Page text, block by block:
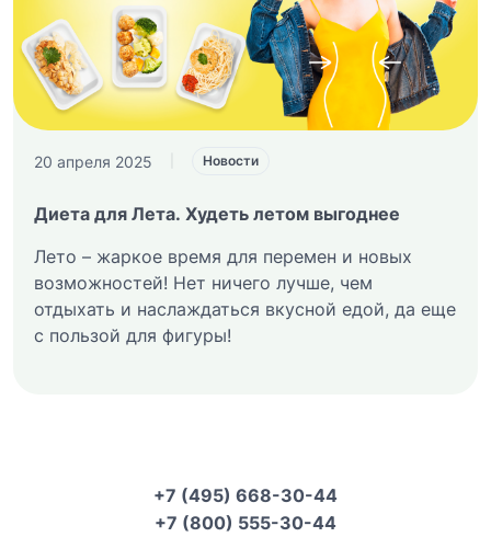
20 апреля 2025 Новости
Диета для Лета. Худеть летом выгоднее
Лето – жаркое время для перемен и новых
возможностей! Нет ничего лучше, чем
отдыхать и наслаждаться вкусной едой, да еще
с пользой для фигуры!
+7 (495) 668-30-44
+7 (800) 555-30-44